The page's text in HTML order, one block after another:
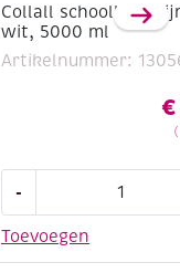
Collall schoollijm/
wit, 5000 ml
Artikelnummer:
€
Toevoegen
-
schoollijm/slijmlijm
wit,